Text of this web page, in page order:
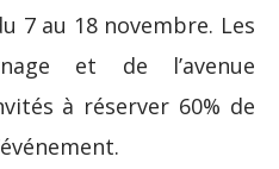
7 au 18 novembre. Les
et de l’avenue
à réserver 60% de